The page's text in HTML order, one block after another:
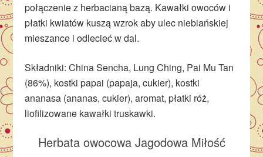
połączenie z herbacianą bazą. Kawałki owoców i
płatki kwiatów kuszą wzrok aby ulec niebiańskiej
mieszance i odlecieć w dal.
Składniki: China Sencha, Lung Ching, Pai Mu Tan
(86%), kostki papai (papaja, cukier), kostki
ananasa (ananas, cukier), aromat, płatki róż,
liofilizowane kawałki truskawki.
Herbata owocowa Jagodowa Miłość